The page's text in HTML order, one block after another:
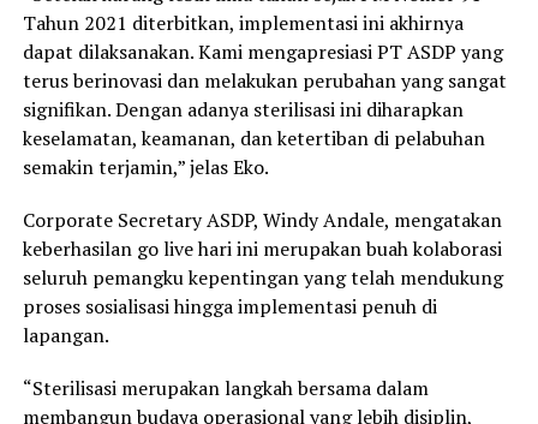
Tahun 2021 diterbitkan, implementasi ini akhirnya
dapat dilaksanakan. Kami mengapresiasi PT ASDP yang
terus berinovasi dan melakukan perubahan yang sangat
signifikan. Dengan adanya sterilisasi ini diharapkan
keselamatan, keamanan, dan ketertiban di pelabuhan
semakin terjamin,” jelas Eko.
Corporate Secretary ASDP, Windy Andale, mengatakan
keberhasilan go live hari ini merupakan buah kolaborasi
seluruh pemangku kepentingan yang telah mendukung
proses sosialisasi hingga implementasi penuh di
lapangan.
“Sterilisasi merupakan langkah bersama dalam
membangun budaya operasional yang lebih disiplin,